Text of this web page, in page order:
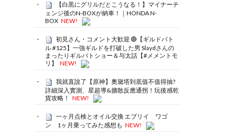
【白黒にグリルだとこうなる！】マイナーチ
ェンジ後のN-BOXが納車！｜HONDA N-
BOX NEW!
初見さん・コメント大歓迎 🔴【ギルドバト
ル #125】一強ギルドを打破した男 Slaydさんの
まったりギルバトショー＆与太話【#メメントモ
リ】
NEW!
我就直說了【原神】奧黛塔到底值不值得抽?
詳細深入實測、星超導&擴散反應通拐！玩後感乾
貨攻略！
NEW!
一ヶ月点検とオイル交換 エブリイ ワゴ
ン 1ヶ月乗ってみた感想も NEW!